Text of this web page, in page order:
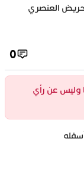
العنصري
0
وليس عن رأي